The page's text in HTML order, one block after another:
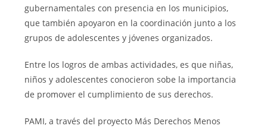
gubernamentales con presencia en los municipios,
que también apoyaron en la coordinación junto a los
grupos de adolescentes y jóvenes organizados.
Entre los logros de ambas actividades, es que niñas,
niños y adolescentes conocieron sobe la importancia
de promover el cumplimiento de sus derechos.
PAMI, a través del proyecto Más Derechos Menos